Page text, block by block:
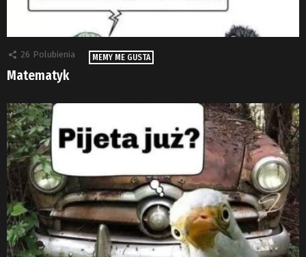
26 Polubienia MEMY ME GUSTA
Matematyk